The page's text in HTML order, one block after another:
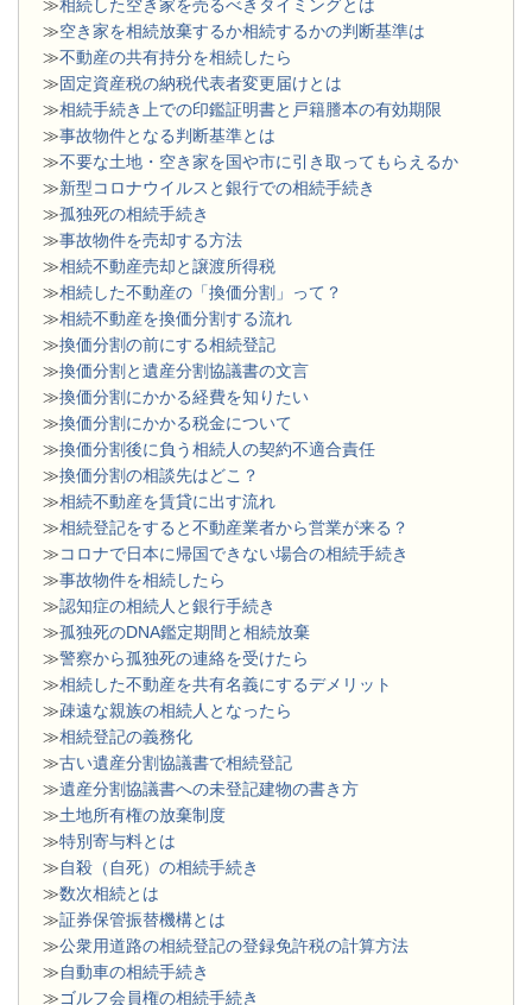
≫相続した空き家を売るべきタイミングとは
≫空き家を相続放棄するか相続するかの判断基準は
≫不動産の共有持分を相続したら
≫固定資産税の納税代表者変更届けとは
≫相続手続き上での印鑑証明書と戸籍謄本の有効期限
≫事故物件となる判断基準とは
≫不要な土地・空き家を国や市に引き取ってもらえるか
≫新型コロナウイルスと銀行での相続手続き
≫孤独死の相続手続き
≫事故物件を売却する方法
≫相続不動産売却と譲渡所得税
≫相続した不動産の「換価分割」って？
≫相続不動産を換価分割する流れ
≫換価分割の前にする相続登記
≫換価分割と遺産分割協議書の文言
≫換価分割にかかる経費を知りたい
≫換価分割にかかる税金について
≫換価分割後に負う相続人の契約不適合責任
≫換価分割の相談先はどこ？
≫相続不動産を賃貸に出す流れ
≫相続登記をすると不動産業者から営業が来る？
≫コロナで日本に帰国できない場合の相続手続き
≫事故物件を相続したら
≫認知症の相続人と銀行手続き
≫孤独死のDNA鑑定期間と相続放棄
≫警察から孤独死の連絡を受けたら
≫相続した不動産を共有名義にするデメリット
≫疎遠な親族の相続人となったら
≫相続登記の義務化
≫古い遺産分割協議書で相続登記
≫遺産分割協議書への未登記建物の書き方
≫土地所有権の放棄制度
≫特別寄与料とは
≫自殺（自死）の相続手続き
≫数次相続とは
≫証券保管振替機構とは
≫公衆用道路の相続登記の登録免許税の計算方法
≫自動車の相続手続き
≫ゴルフ会員権の相続手続き